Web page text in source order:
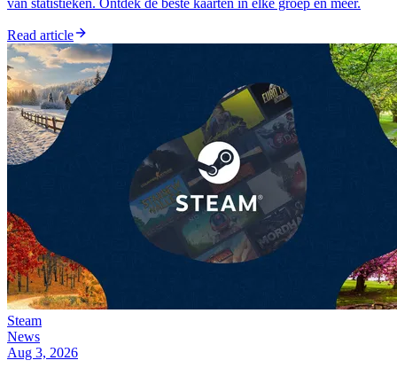
van statistieken. Ontdek de beste kaarten in elke groep en meer.
Read article
Steam
News
Aug 3, 2026